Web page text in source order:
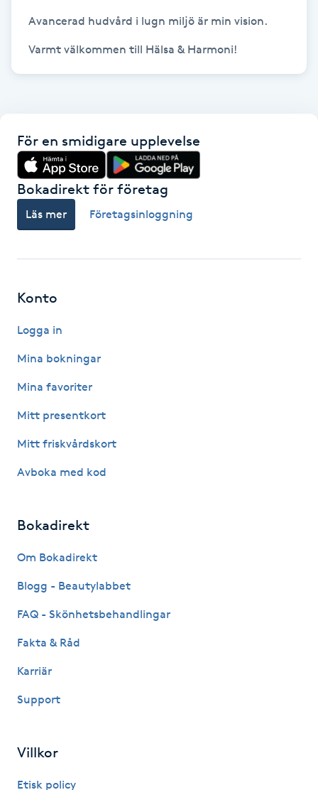
Katun fransar
Keratinbehandling
Kinesiologi
Kinesisk medicin
Klangmassage
Klippning
Klippning ungdom
Koppningsmassage
Kostrådgivning
Kroppspeeling
Käkledsbehandling
Laserbehandling
Lashlift Keratin
Avancerad hudvård i lugn miljö är min vision.
Varmt välkommen till Hälsa & Harmoni!
För en smidigare upplevelse
Bokadirekt för företag
Läs mer Företagsinloggning
Konto
Logga in
Mina bokningar
Mina favoriter
Mitt presentkort
Mitt friskvårdskort
Avboka med kod
Bokadirekt
Om Bokadirekt
Blogg - Beautylabbet
FAQ - Skönhetsbehandlingar
Fakta & Råd
Karriär
Support
Villkor
Etisk policy